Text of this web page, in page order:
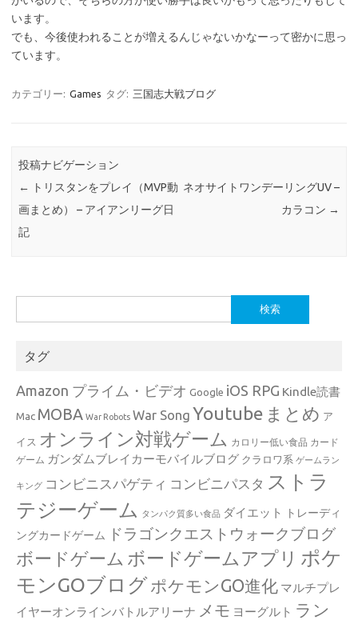
います。
でも、今後使われることが増えるんじゃないかなーって密かに思っ
ています。
カテゴリー: Games タグ: 三国志大戦ブログ
投稿ナビゲーション
←
トリスタンをプレイ（MVP動
画まとめ） – アイアンリーグ日
記
ネオサイトワンデーリングUV –
カラコン →
索:
タグ
Amazon プライム・ビデオ Google iOS RPG Kindle読書
Mac MOBA War Robots War Song Youtube まとめ ア
イス オンライン対戦ゲーム カロリー低い食品 カード
ゲーム ガンダムブレイカーモバイルブログ クラロワ系 ゲームラン
キング コンビニスパゲティ コンビニパスタ ストラ
テジーゲーム
タンパク質多い食品 ダイエット
トレーディ
ングカードゲーム
ドラゴンクエストウォークブログ
ボードゲーム ボードゲームアプリ ポケ
モンGOブログ ポケモンGO進化 マルチプレ
イヤーオンラインバトルアリーナ メモ ヨーグルト ラン